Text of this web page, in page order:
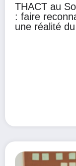
THACT au
: faire
une réalité